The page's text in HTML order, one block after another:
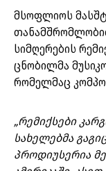
მსოფლიოს
სიმღერების
ცნობილმა
რომელმაც
„რემიქსები
სახელებმა
პროდიუსერია